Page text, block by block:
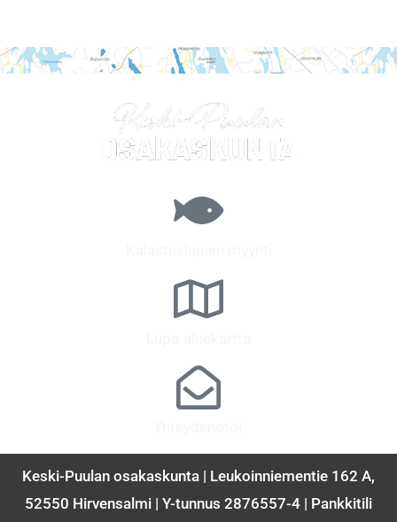
Keski-Puulan osakaskunta | Leukoinniementie 162 A,
52550 Hirvensalmi | Y-tunnus 2876557-4 | Pankkitili